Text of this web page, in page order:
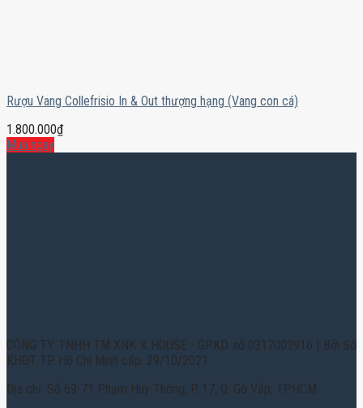
Rượu Vang Collefrisio In & Out thượng hạng (Vang con cá)
1.800.000₫
Mua ngay
CÔNG TY TNHH TM XNK K HOUSE - GPKD số 0317003916 | Bởi Sở
KHĐT TP. Hồ Chí Minh cấp: 29/10/2021
Địa chỉ: Số 69-71 Phạm Huy Thông, P. 17, Q. Gò Vấp, TPHCM